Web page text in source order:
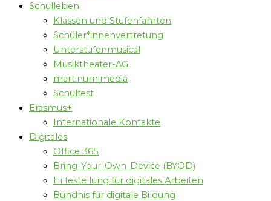
Schulleben
Klassen und Stufenfahrten
Schüler*innenvertretung
Unterstufenmusical
Musiktheater-AG
martinum.media
Schulfest
Erasmus+
Internationale Kontakte
Digitales
Office 365
Bring-Your-Own-Device (BYOD)
Hilfestellung für digitales Arbeiten
Bündnis für digitale Bildung